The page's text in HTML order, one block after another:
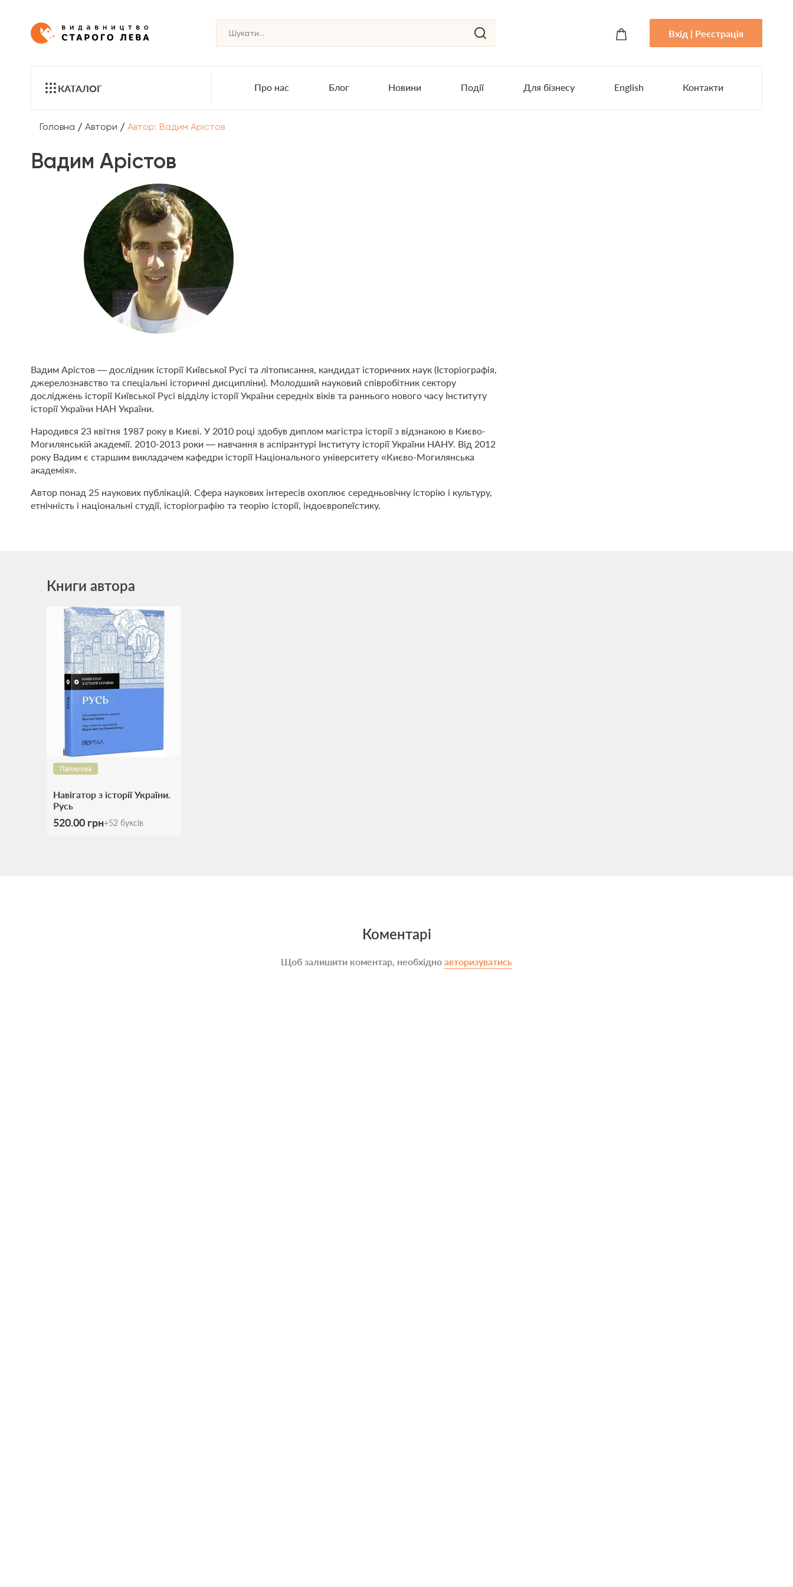
Вхід | Реєстрація
КАТАЛОГ Про нас Блог Новини Події Для бізнесу English Контакти
Головна / Автори / Автор: Вадим Арістов
Вадим Арістов
Вадим Арістов — дослідник історії Київської Русі та літописання, кандидат історичних наук (Історіографія,
джерелознавство та спеціальні історичні дисципліни). Молодший науковий співробітник сектору
досліджень історії Київської Русі відділу історії України середніх віків та раннього нового часу Інституту
історії України НАН України.
Народився 23 квітня 1987 року в Києві. У 2010 році здобув диплом магістра історії з відзнакою в Києво-
Могилянській академії. 2010-2013 роки — навчання в аспірантурі Інституту історії України НАНУ. Від 2012
року Вадим є старшим викладачем кафедри історії Національного університету «Києво-Могилянська
академія».
Автор понад 25 наукових публікацій. Сфера наукових інтересів охоплює середньовічну історію і культуру,
етнічність і національні студії, історіографію та теорію історії, індоєвропеїстику.
Книги автора
Паперова
Навігатор з історії України.
Русь
520.00 грн+52 буксів
Коментарі
Щоб залишити коментар, необхідно авторизуватись